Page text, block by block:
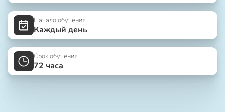
Начало обучения
Каждый день
Срок обучения
72 часа